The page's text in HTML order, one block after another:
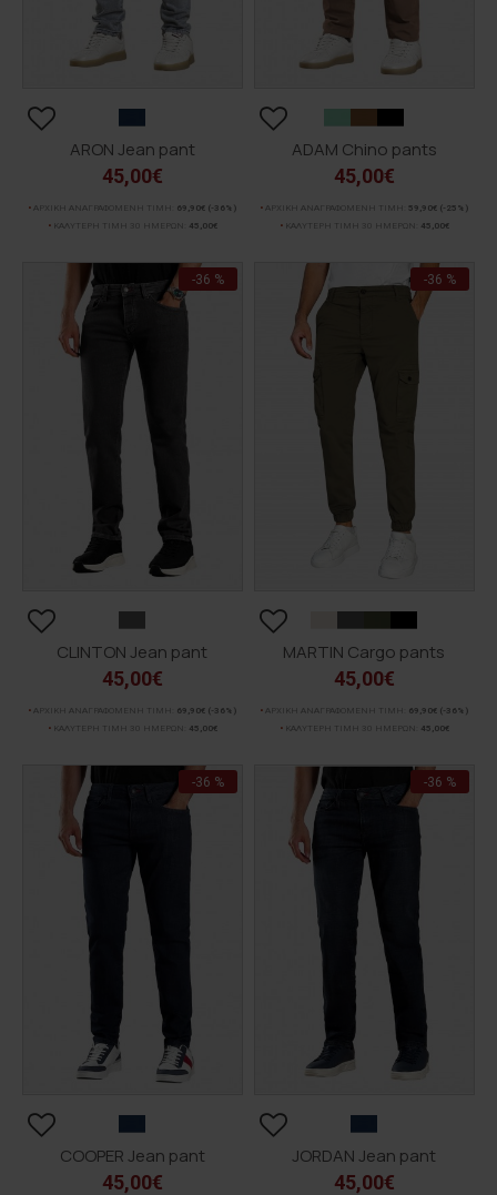
ARON Jean pant
45,00€
ΑΡΧΙΚΗ ΑΝΑΓΡΑΦΟΜΕΝΗ ΤΙΜΗ: 69,90€ (-36%)
ΚΑΛΥΤΕΡΗ ΤΙΜΗ 30 ΗΜΕΡΩΝ:
45,00€
ADAM Chino pants
45,00€
ΑΡΧΙΚΗ ΑΝΑΓΡΑΦΟΜΕΝΗ ΤΙΜΗ: 59,90€ (-25%)
ΚΑΛΥΤΕΡΗ ΤΙΜΗ 30 ΗΜΕΡΩΝ:
45,00€
-36 %
CLINTON Jean pant
45,00€
ΑΡΧΙΚΗ ΑΝΑΓΡΑΦΟΜΕΝΗ ΤΙΜΗ: 69,90€ (-36%)
ΚΑΛΥΤΕΡΗ ΤΙΜΗ 30 ΗΜΕΡΩΝ:
45,00€
-36 %
MARTIN Cargo pants
45,00€
ΑΡΧΙΚΗ ΑΝΑΓΡΑΦΟΜΕΝΗ ΤΙΜΗ: 69,90€ (-36%)
ΚΑΛΥΤΕΡΗ ΤΙΜΗ 30 ΗΜΕΡΩΝ:
45,00€
-36 %
COOPER Jean pant
45,00€
-36 %
JORDAN Jean pant
45,00€